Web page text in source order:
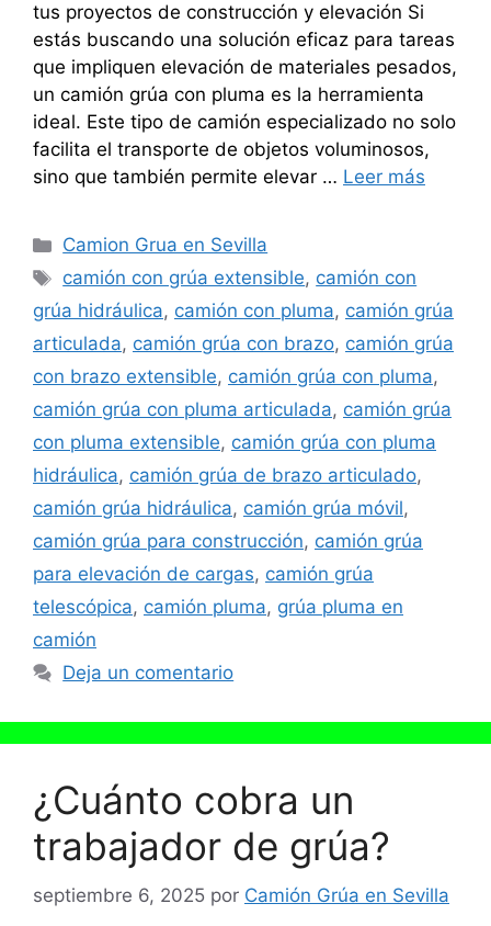
tus proyectos de construcción y elevación Si
estás buscando una solución eficaz para tareas
que impliquen elevación de materiales pesados,
un camión grúa con pluma es la herramienta
ideal. Este tipo de camión especializado no solo
facilita el transporte de objetos voluminosos,
sino que también permite elevar … Leer más
Categorías
Camion Grua en Sevilla
Etiquetas
camión con grúa extensible, camión con
grúa hidráulica, camión con pluma, camión grúa
articulada, camión grúa con brazo, camión grúa
con brazo extensible, camión grúa con pluma,
camión grúa con pluma articulada, camión grúa
con pluma extensible, camión grúa con pluma
hidráulica, camión grúa de brazo articulado,
camión grúa hidráulica, camión grúa móvil,
camión grúa para construcción, camión grúa
para elevación de cargas, camión grúa
telescópica, camión pluma, grúa pluma en
camión
Deja un comentario
¿Cuánto cobra un
trabajador de grúa?
septiembre 6, 2025 por Camión Grúa en Sevilla